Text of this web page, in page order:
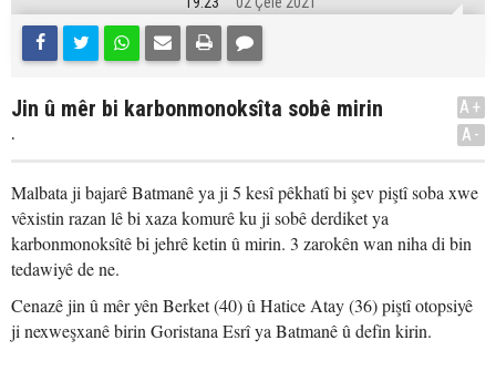
Jin û mêr bi karbonmonoksîta sobê mirin
.
A+
A-
Malbata ji bajarê Batmanê ya ji 5 kesî pêkhatî bi şev piştî soba xwe
vêxistin razan lê bi xaza komurê ku ji sobê derdiket ya
karbonmonoksîtê bi jehrê ketin û mirin. 3 zarokên wan niha di bin
tedawiyê de ne.
Cenazê jin û mêr yên Berket (40) û Hatice Atay (36) piştî otopsiyê
ji nexweşxanê birin Goristana Esrî ya Batmanê û defin kirin.